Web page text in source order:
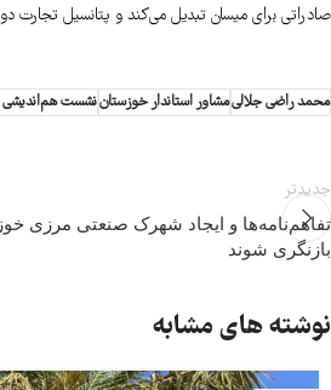
صادراتی برای میسان تبدیل می‌کند و پتانسیل تجارت
محمد راضی جلالیمشاور استاندار خوزستاننشست هم‌اندیشی
جدیدتر
تفاهم‌نامه‌ها و ایجاد شهرک صنعتی مرزی
بازنگری شوند
نوشته های مشابه